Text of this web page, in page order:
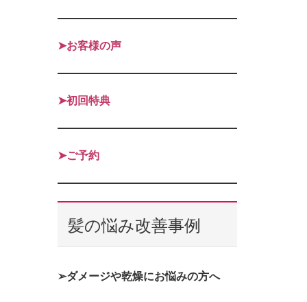
➤お客様の声
➤初回特典
➤ご予約
髪の悩み改善事例
➢ダメージや乾燥にお悩みの方へ